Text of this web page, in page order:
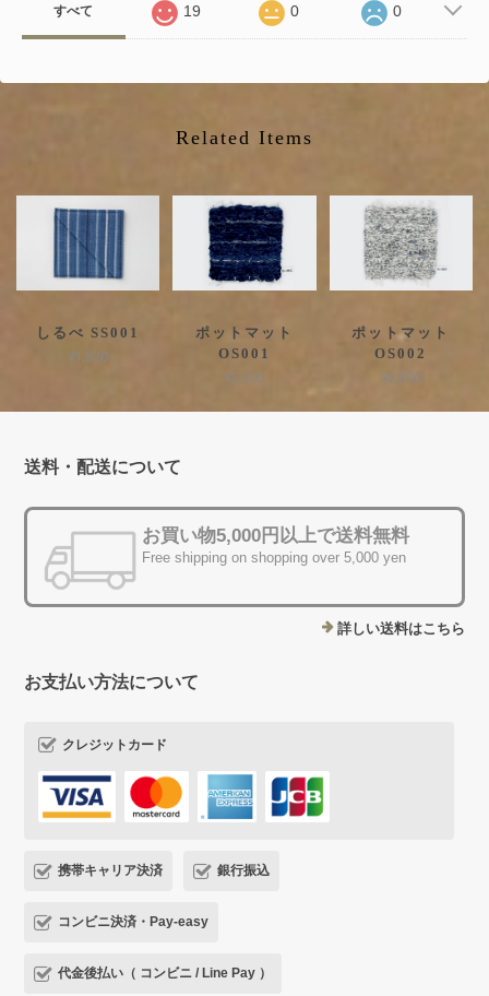
すべて 19 0 0
Related Items
しるべ SS001
¥1,320
ポットマット
OS001
¥3,300
ポットマット
OS002
¥3,300
送料・配送について
お買い物5,000円以上で送料無料
Free shipping on shopping over 5,000 yen
詳しい送料はこちら
お支払い方法について
クレジットカード
携帯キャリア決済 銀行振込
コンビニ決済・Pay-easy
代金後払い（ コンビニ / Line Pay ）